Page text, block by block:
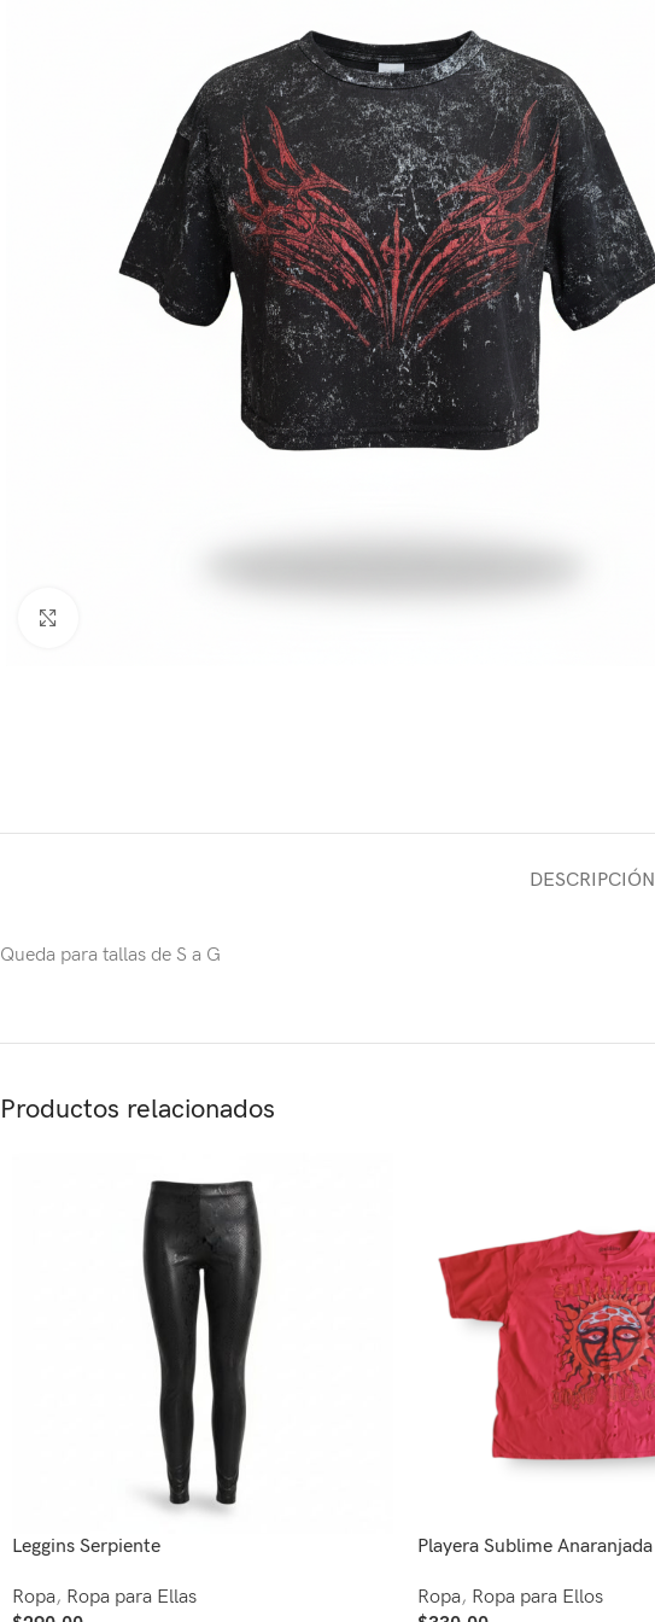
DESCRIPCIÓN
Queda para tallas de S a G
Productos relacionados
Leggins Serpiente
Ropa, Ropa para Ellas
Playera Sublime Anaranjada
Ropa, Ropa para Ellos